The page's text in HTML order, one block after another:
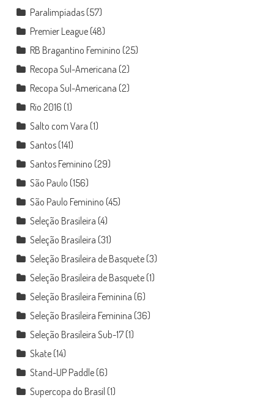
Paralimpíadas(57)
Premier League(48)
RB Bragantino Feminino (25)
Recopa Sul-Americana (2)
Recopa Sul-Americana (2)
Rio 2016 (1)
Salto com Vara (1)
Santos(141)
Santos Feminino (29)
São Paulo (156)
São Paulo Feminino (45)
Seleção Brasileira (4)
Seleção Brasileira (31)
Seleção Brasileira de Basquete(3)
Seleção Brasileira de Basquete(1)
Seleção Brasileira Feminina (6)
Seleção Brasileira Feminina (36)
Seleção Brasileira Sub-17(1)
Skate(14)
Stand-UP Paddle(6)
Supercopa do Brasil (1)